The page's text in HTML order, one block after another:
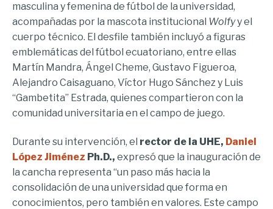
masculina y femenina de fútbol de la universidad,
acompañadas por la mascota institucional Wolfyy el
cuerpo técnico. El desfile también incluyó a figuras
emblemáticas del fútbol ecuatoriano, entre ellas
Martín Mandra, Ángel Cheme, Gustavo Figueroa,
Alejandro Caisaguano, Víctor Hugo Sánchez y Luis
“Gambetita” Estrada, quienes compartieron con la
comunidad universitaria en el campo de juego.
Durante su intervención, el rector de la UHE, Daniel
López Jiménez Ph.D., expresó que la inauguración de
la cancha representa “un paso más hacia la
consolidación de una universidad que forma en
conocimientos, pero también en valores. Este campo